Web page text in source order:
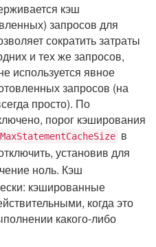
кэш
запросов для
сократить затраты
и тех же запросов,
используется явное
запросов (на
просто). По
порог кэширования
MaxStatementCacheSize в
установив для
ноль. Кэш
кэшированные
когда это
какого-либо